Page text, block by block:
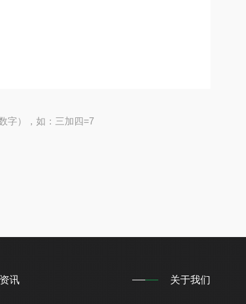
字），如：三加四=7
讯 关于我们